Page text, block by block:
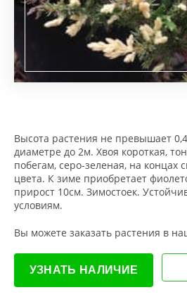
Высота растения не превышает
диаметре до 2м. Хвоя короткая,
побегам, серо-зеленая, на концах
цвета. К зиме приобретает
прирост 10см. Зимостоек.
условиям.
Вы можете заказать растения в
УЗНАТЬ НАЛИЧИЕ